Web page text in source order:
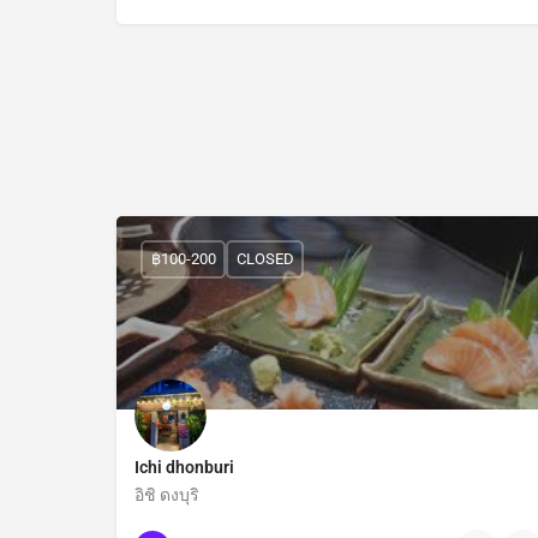
Ichi dhonburi
อิชิ ดงบุริ
Bangkok
฿100-200 CLOSED